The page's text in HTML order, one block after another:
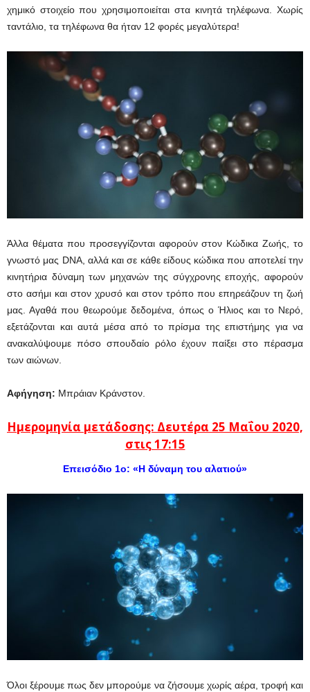
χημικό στοιχείο που χρησιμοποιείται στα κινητά τηλέφωνα. Χωρίς
ταντάλιο, τα τηλέφωνα θα ήταν 12 φορές μεγαλύτερα!
Άλλα θέματα που προσεγγίζονται αφορούν στον Κώδικα Ζωής, το
γνωστό μας DNA, αλλά και σε κάθε είδους κώδικα που αποτελεί την
κινητήρια δύναμη των μηχανών της σύγχρονης εποχής, αφορούν
στο ασήμι και στον χρυσό και στον τρόπο που επηρεάζουν τη ζωή
μας. Αγαθά που θεωρούμε δεδομένα, όπως ο Ήλιος και το Νερό,
εξετάζονται και αυτά μέσα από το πρίσμα της επιστήμης για να
ανακαλύψουμε πόσο σπουδαίο ρόλο έχουν παίξει στο πέρασμα
των αιώνων.
Αφήγηση: Μπράιαν Κράνστον.
Ημερομηνία μετάδοσης: Δευτέρα 25 Μαΐου 2020,
στις 17:15
Επεισόδιο 1ο: «Η δύναμη του αλατιού»
Όλοι ξέρουμε πως δεν μπορούμε να ζήσουμε χωρίς αέρα, τροφή και